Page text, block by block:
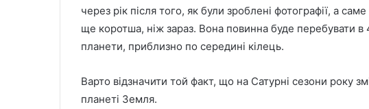
через рік після того, як були зроблені фотографії, а
ще коротша, ніж зараз. Вона повинна буде перебувати в
планети, приблизно по середині кілець.
Варто відзначити той факт, що на Сатурні сезони року
планеті Земля.